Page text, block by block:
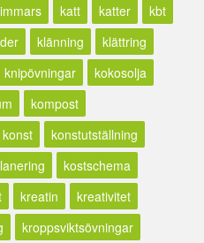
katt katter
kbt
klänning
klättring
knipövningar
kokosolja
kompost
konst
konstutställning
kostschema
kreatin
kreativitet
kroppsviktsövningar